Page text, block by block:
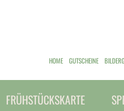
FRÜHSTÜCKSKARTE
HOME GUTSCHEINE